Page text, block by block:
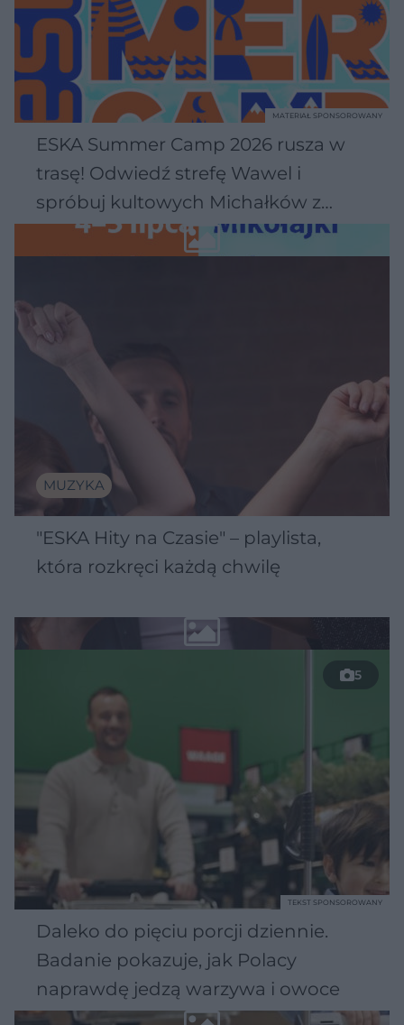
ESKA Summer Camp 2026 rusza w
trasę! Odwiedź strefę Wawel i
spróbuj kultowych Michałków z
Wawelu
MATERIAŁ SPONSOROWANY
MUZYKA
"ESKA Hity na Czasie" – playlista,
która rozkręci każdą chwilę
5
Daleko do pięciu porcji dziennie.
Badanie pokazuje, jak Polacy
naprawdę jedzą warzywa i owoce
TEKST SPONSOROWANY